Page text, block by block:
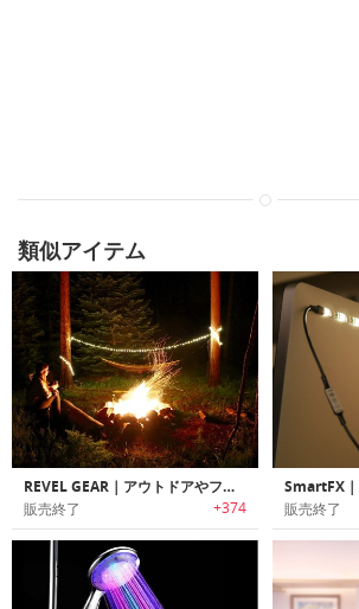
類似アイテム
REVEL GEAR｜アウトドアやフェスに最適なポータブルLEDロープライト「レベルギア」
販売終了 +374 販売終了